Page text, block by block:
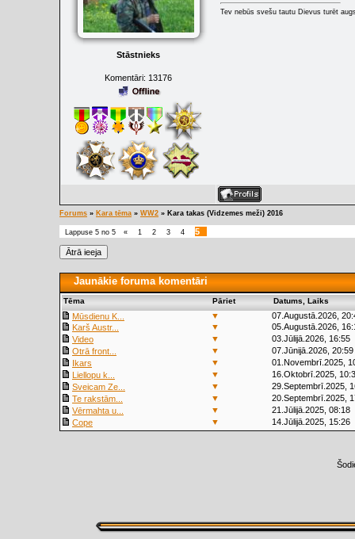
Stāstnieks
Komentāri: 13176
Tev nebūs svešu tautu Dievus turēt
Forums » Kara tēma » WW2 » Kara takas (Vidzemes meži) 2016
Lappuse 5 no 5 « 1 2 3 4 5
Jaunākie foruma komentāri
Tēma Pāriet Datums, Laiks
Mūsdienu K... ▼
07.Augustā.2026,
Karš Austr...
▼
05.Augustā.2026,
Video
▼
03.Jūlijā.2026, 16:55
Otrā front...
▼
07.Jūnijā.2026, 20:59
Ikars
▼
01.Novembrī.2025,
Liellopu k...
▼
16.Oktobrī.2025,
Sveicam Ze...
▼
29.Septembrī.2025,
Te rakstām...
▼
20.Septembrī.2025,
Vērmahta u...
▼
21.Jūlijā.2025, 08:18
Cope
▼ 14.Jūlijā.2025, 15:26